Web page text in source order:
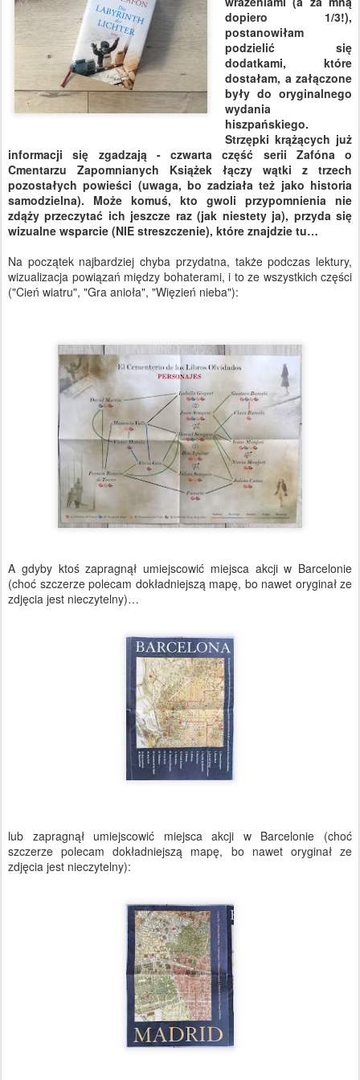
dopiero 1/3!),
postanowiłam
podzielić się
dodatkami, które
dostałam, a załączone
były do oryginalnego
wydania
hiszpańskiego.
Strzępki krążących już
informacji się zgadzają - czwarta część serii Zafóna o
Cmentarzu Zapomnianych Książek łączy wątki z trzech
pozostałych powieści (uwaga, bo zadziała też jako historia
samodzielna). Może komuś, kto gwoli przypomnienia nie
zdąży przeczytać ich jeszcze raz (jak niestety ja), przyda się
wizualne wsparcie (NIE streszczenie), które znajdzie tu…
Na początek najbardziej chyba przydatna, także podczas lektury,
wizualizacja powiązań między bohaterami, i to ze wszystkich części
("Cień wiatru", "Gra anioła", "Więzień nieba"):
A gdyby ktoś zapragnął umiejscowić miejsca akcji w Barcelonie
(choć szczerze polecam dokładniejszą mapę, bo nawet oryginał ze
zdjęcia jest nieczytelny)…
lub zapragnął umiejscowić miejsca akcji w Barcelonie (choć
szczerze polecam dokładniejszą mapę, bo nawet oryginał ze
zdjęcia jest nieczytelny):